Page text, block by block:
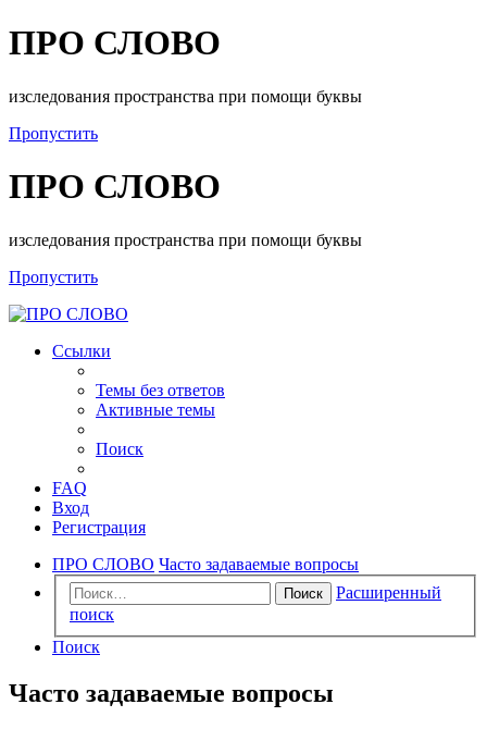
ПРО СЛОВО
изследования пространства при помощи буквы
Пропустить
ПРО СЛОВО
изследования пространства при помощи буквы
Пропустить
Ссылки
Темы без ответов
Активные темы
Поиск
FAQ
Вход
Регистрация
ПРО СЛОВО Часто задаваемые вопросы
Поиск
Расширенный
поиск
Поиск
Часто задаваемые вопросы